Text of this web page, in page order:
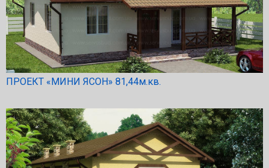
ПРОЕКТ «МИНИ ЯСОН» 81,44м.кв.